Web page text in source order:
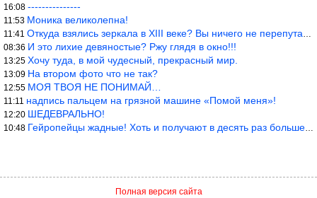
16:08 ---------------
11:53 Моника великолепна!
11:41 Откуда взялись зеркала в XIII веке? Вы ничего не перепутали?
08:36 И это лихие девяностые? Ржу глядя в окно!!!
13:25 Хочу туда, в мой чудесный, прекрасный мир.
13:09 На втором фото что не так?
12:55 МОЯ ТВОЯ НЕ ПОНИМАЙ…
11:11 надпись пальцем на грязной машине «Помой меня»!
12:20 ШЕДЕВРАЛЬНО!
10:48 Гейропейцы жадные! Хоть и получают в десять раз больше жителей б
Полная версия сайта